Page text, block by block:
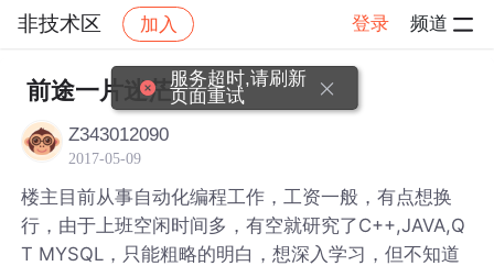
非技术区 加入 登录 频道
社区 非技术区 帖子详情
前途一片迷茫
Z343012090
2017-05-09
楼主目前从事自动化编程工作，工资一般，有点想换
行，由于上班空闲时间多，有空就研究了C++,JAVA,Q
T MYSQL，只能粗略的明白，想深入学习，但不知道
服务超时,请刷新
页面重试